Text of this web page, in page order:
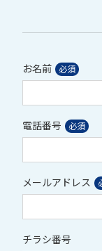
お名前
電話番号
メールアドレス
チラシ番号